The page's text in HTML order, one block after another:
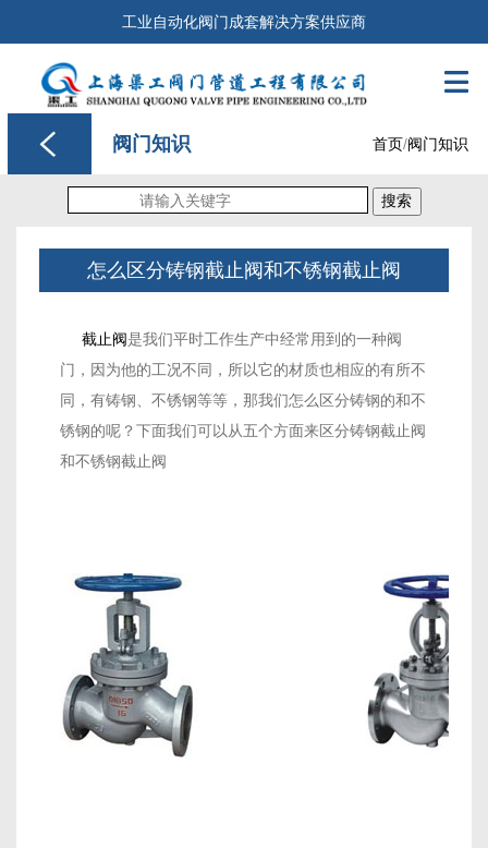
工业自动化阀门成套解决方案供应商

阀门知识 首页/阀门知识
搜索
怎么区分铸钢截止阀和不锈钢截止阀
截止阀是我们平时工作生产中经常用到的一种阀
门，因为他的工况不同，所以它的材质也相应的有所不
同，有铸钢、不锈钢等等，那我们怎么区分铸钢的和不
锈钢的呢？下面我们可以从五个方面来区分铸钢截止阀
和不锈钢截止阀